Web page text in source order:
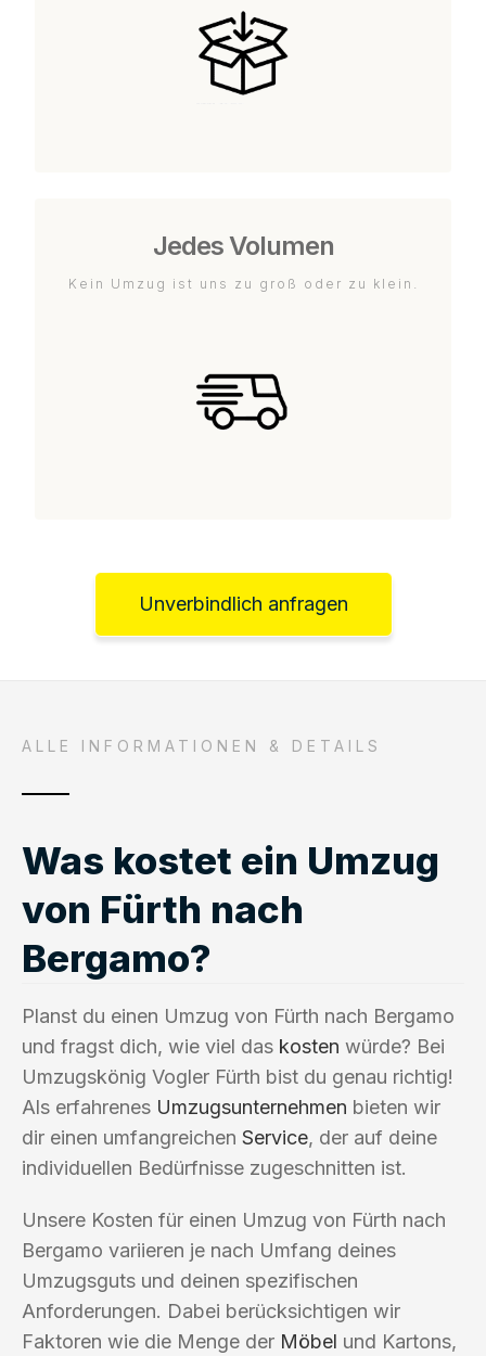
Jedes Volumen
Kein Umzug ist uns zu groß oder zu klein.
Unverbindlich anfragen
ALLE INFORMATIONEN & DETAILS
Was kostet ein Umzug
von Fürth nach
Bergamo?
Planst du einen Umzug von Fürth nach Bergamo
und fragst dich, wie viel das kosten würde? Bei
Umzugskönig Vogler Fürth bist du genau richtig!
Als erfahrenes Umzugsunternehmen bieten wir
dir einen umfangreichen Service, der auf deine
individuellen Bedürfnisse zugeschnitten ist.
Unsere Kosten für einen Umzug von Fürth nach
Bergamo variieren je nach Umfang deines
Umzugsguts und deinen spezifischen
Anforderungen. Dabei berücksichtigen wir
Faktoren wie die Menge der Möbel und Kartons,